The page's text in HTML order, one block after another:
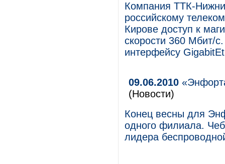
Компания ТТК-
российскому
Кирове доступ к
скорости 360 Мбит/
интерфейсу
09.06.2010
(Новости)
Конец весны для
одного филиала.
лидера